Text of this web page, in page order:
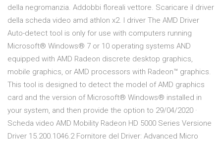
della negromanzia. Addobbi floreali vettore. Scaricare il driver
della scheda video amd athlon x2. I driver The AMD Driver
Auto-detect tool is only for use with computers running
Microsoft® Windows® 7 or 10 operating systems AND
equipped with AMD Radeon discrete desktop graphics,
mobile graphics, or AMD processors with Radeon™ graphics.
This tool is designed to detect the model of AMD graphics
card and the version of Microsoft® Windows® installed in
your system, and then provide the option to 29/04/2020 ·
Scheda video AMD Mobility Radeon HD 5000 Series Versione
Driver 15.200.1046.2 Fornitore del Driver: Advanced Micro